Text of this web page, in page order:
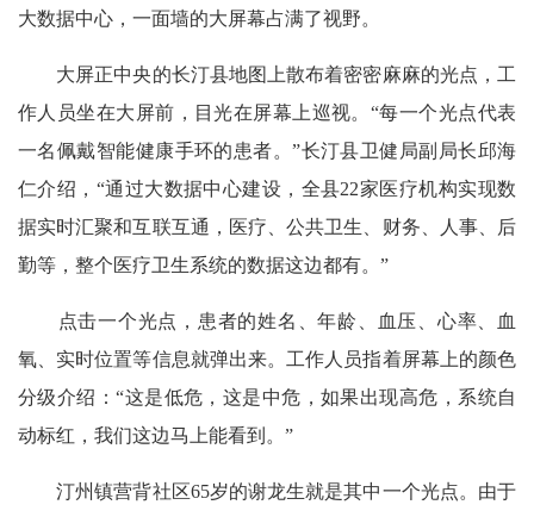
大数据中心，一面墙的大屏幕占满了视野。
大屏正中央的长汀县地图上散布着密密麻麻的光点，工
作人员坐在大屏前，目光在屏幕上巡视。“每一个光点代表
一名佩戴智能健康手环的患者。”长汀县卫健局副局长邱海
仁介绍，“通过大数据中心建设，全县22家医疗机构实现数
据实时汇聚和互联互通，医疗、公共卫生、财务、人事、后
勤等，整个医疗卫生系统的数据这边都有。”
点击一个光点，患者的姓名、年龄、血压、心率、血
氧、实时位置等信息就弹出来。工作人员指着屏幕上的颜色
分级介绍：“这是低危，这是中危，如果出现高危，系统自
动标红，我们这边马上能看到。”
汀州镇营背社区65岁的谢龙生就是其中一个光点。由于